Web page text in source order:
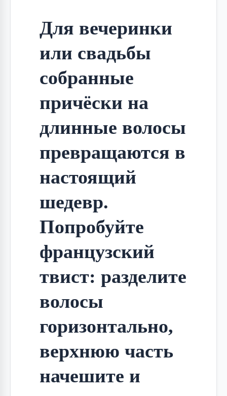
Для вечеринки
или свадьбы
собранные
причёски на
длинные волосы
превращаются в
настоящий
шедевр.
Попробуйте
французский
твист: разделите
волосы
горизонтально,
верхнюю часть
начешите и